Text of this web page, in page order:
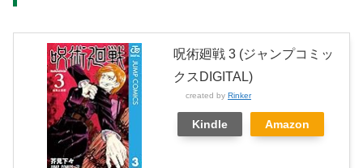
呪術廻戦 3 (ジャンプコミッ
クスDIGITAL)
created by Rinker
Kindle Amazon